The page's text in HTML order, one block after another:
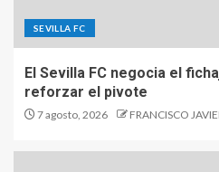
SEVILLA FC
El Sevilla FC negocia el
reforzar el pivote
7 agosto, 2026 FRANCISCO